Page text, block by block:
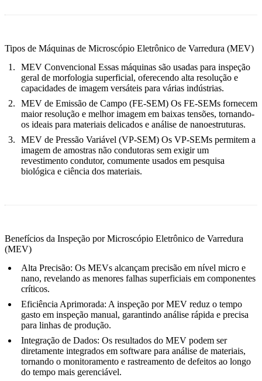
Tipos de Máquinas de Microscópio Eletrônico de Varredura (MEV)
MEV Convencional Essas máquinas são usadas para inspeção
geral de morfologia superficial, oferecendo alta resolução e
capacidades de imagem versáteis para várias indústrias.
MEV de Emissão de Campo (FE-SEM) Os FE-SEMs fornecem
maior resolução e melhor imagem em baixas tensões, tornando-
os ideais para materiais delicados e análise de nanoestruturas.
MEV de Pressão Variável (VP-SEM) Os VP-SEMs permitem a
imagem de amostras não condutoras sem exigir um
revestimento condutor, comumente usados em pesquisa
biológica e ciência dos materiais.
Benefícios da Inspeção por Microscópio Eletrônico de Varredura
(MEV)
Alta Precisão: Os MEVs alcançam precisão em nível micro e
nano, revelando as menores falhas superficiais em componentes
críticos.
Eficiência Aprimorada: A inspeção por MEV reduz o tempo
gasto em inspeção manual, garantindo análise rápida e precisa
para linhas de produção.
Integração de Dados: Os resultados do MEV podem ser
diretamente integrados em software para análise de materiais,
tornando o monitoramento e rastreamento de defeitos ao longo
do tempo mais gerenciável.